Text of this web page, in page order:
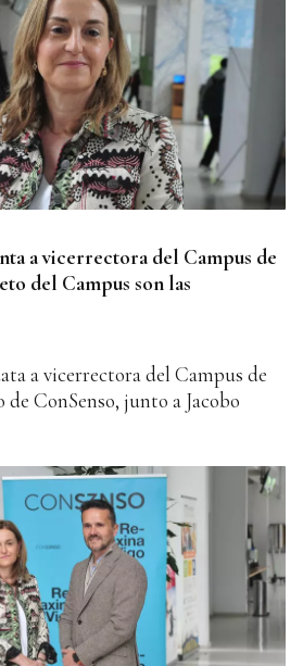
a vicerrectora del Campus de
del Campus son las
a vicerrectora del Campus de
ConSenso, junto a Jacobo